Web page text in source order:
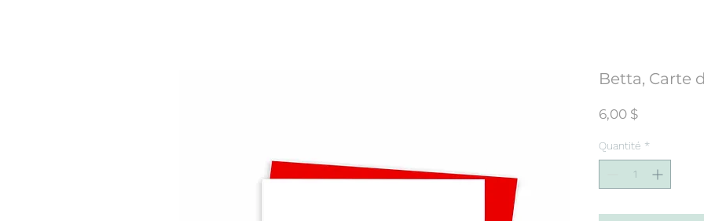
Betta, Carte
6,00 $Prix
Quantité *